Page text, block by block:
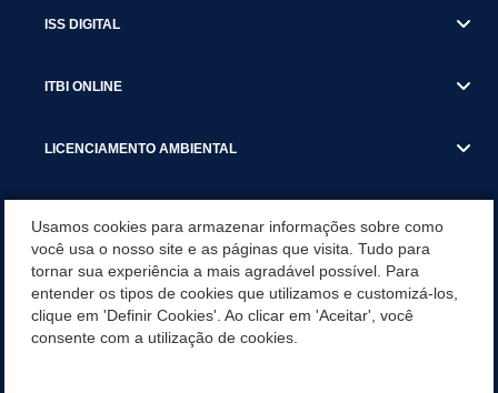
ISS DIGITAL
ITBI ONLINE
LICENCIAMENTO AMBIENTAL
SERVIÇOS
SERVIÇOS DO DEPARTAMENTO DE RECEITA MUNICIPAL
Usamos cookies para armazenar informações sobre como
você usa o nosso site e as páginas que visita. Tudo para
tornar sua experiência a mais agradável possível. Para
entender os tipos de cookies que utilizamos e customizá-los,
clique em 'Definir Cookies'. Ao clicar em 'Aceitar', você
consente com a utilização de cookies.